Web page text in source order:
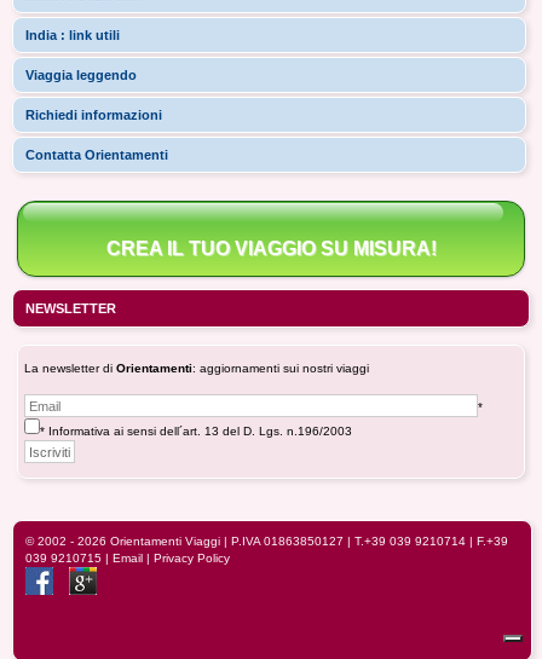
India : link utili
Viaggia leggendo
Richiedi informazioni
Contatta Orientamenti
CREA IL TUO VIAGGIO SU MISURA!
NEWSLETTER
La newsletter di Orientamenti: aggiornamenti sui nostri viaggi
*
* Informativa ai sensi dell´art. 13 del D. Lgs. n.196/2003
© 2002 - 2026 Orientamenti Viaggi | P.IVA 01863850127 | T.+39 039 9210714 | F.+39
039 9210715 | Email | Privacy Policy